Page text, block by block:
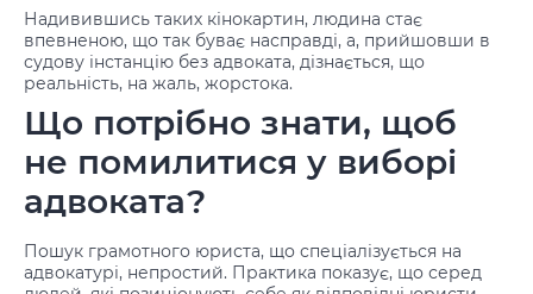
Надивившись таких кінокартин, людина стає
впевненою, що так буває насправді, а, прийшовши в
судову інстанцію без адвоката, дізнається, що
реальність, на жаль, жорстока.
Що потрібно знати, щоб
не помилитися у виборі
адвоката?
Пошук грамотного юриста, що спеціалізується на
адвокатурі, непростий. Практика показує, що серед